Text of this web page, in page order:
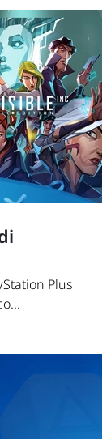
Plus